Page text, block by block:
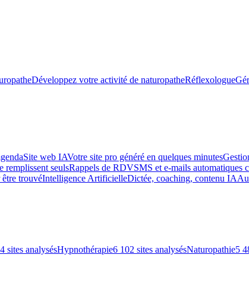
Développez votre activité de naturopatheRéflexologue
Site web IAVotre site pro généré en quelques minutes
remplissent seulsRappels de RDVSMS et e-mails automatiques
être trouvéIntelligence ArtificielleDictée, coaching, contenu IA
sites analysésHypnothérapie6 102 sites analysésNaturopathie5